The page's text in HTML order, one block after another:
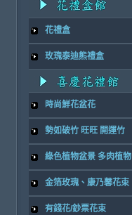
花禮盒
玫瑰泰迪熊禮盒
時尚鮮花盆花
勢如破竹 旺旺 開運竹
綠色植物盆景 多肉植物
金箔玫瑰、康乃馨花束
有錢花/鈔票花束